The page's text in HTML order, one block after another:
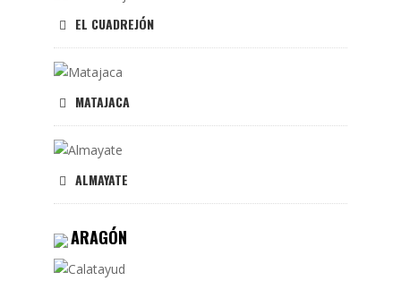
EL CUADREJÓN
MATAJACA
ALMAYATE
ARAGÓN